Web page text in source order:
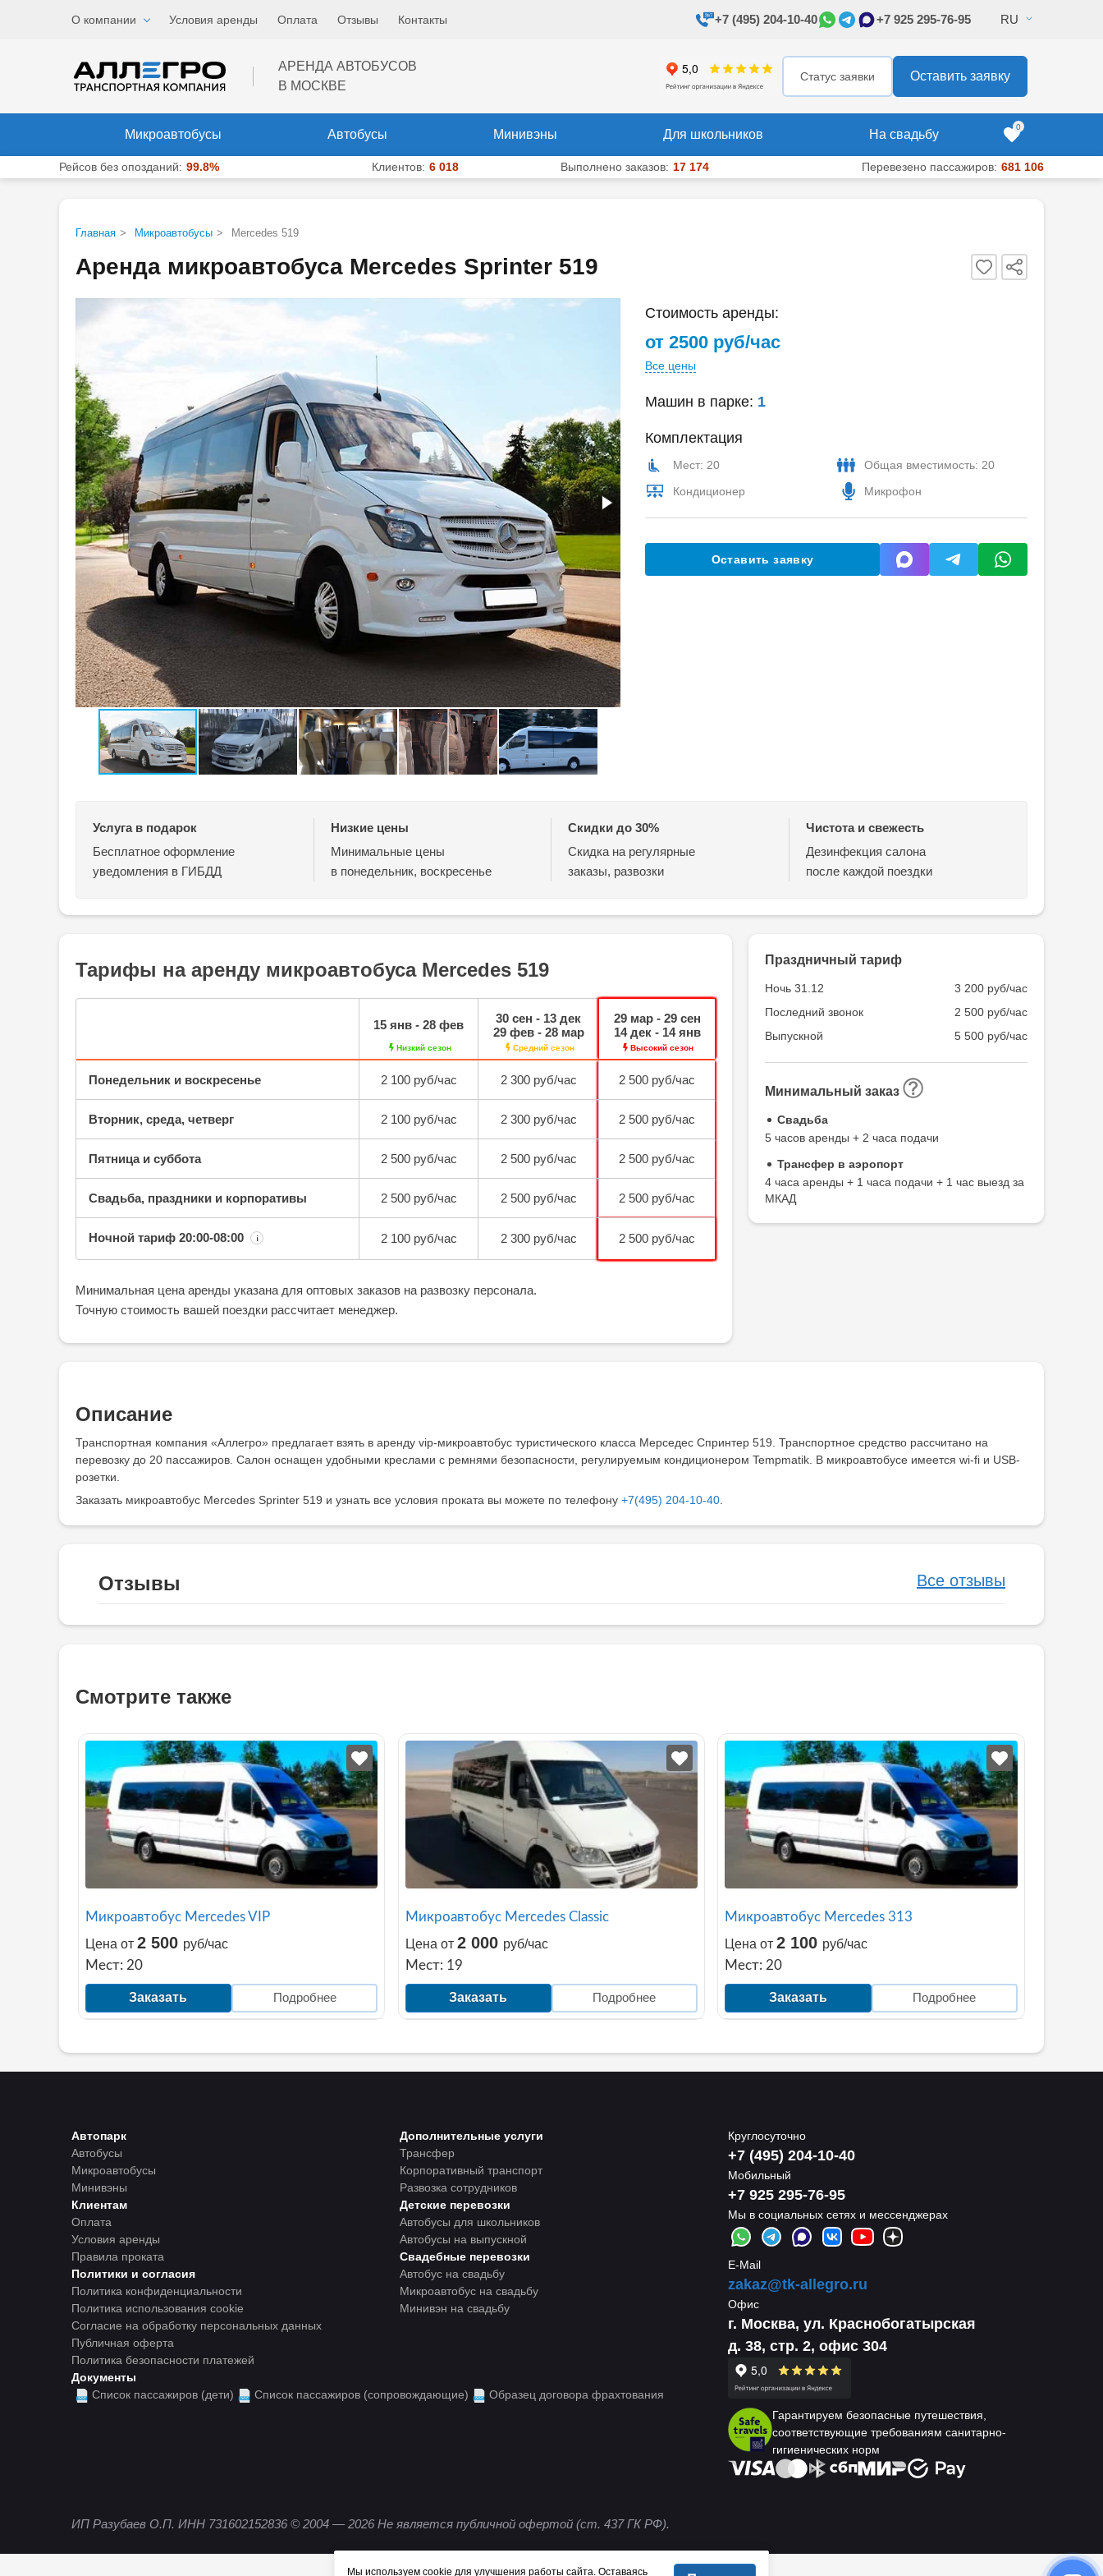
О компании Условия аренды Оплата Отзывы Контакты +7 (495) 204-10-40 +7 925 295-76-95 RU
АРЕНДА АВТОБУСОВ
В МОСКВЕ
Статус заявки Оставить заявку
Микроавтобусы Автобусы Минивэны Для школьников На свадьбу
0
Рейсов без опозданий: 99.8% Клиентов: 6 018 Выполнено заказов: 17 174 Перевезено пассажиров: 681 106
Меню Звоните , мы работаем
+7 (925) 295-76-95 Оставить заявку
Главная > Микроавтобусы > Mercedes 519
Аренда микроавтобуса Mercedes Sprinter 519
Стоимость аренды:
от 2500 руб/час
Все цены
Машин в парке: 1
Комплектация
Мест: 20
Общая вместимость: 20
Кондиционер
Микрофон
Оставить заявку
Услуга в подарок
Бесплатное оформление
уведомления в ГИБДД
Низкие цены
Минимальные цены
в понедельник, воскресенье
Скидки до 30%
Скидка на регулярные
заказы, развозки
Чистота и свежесть
Дезинфекция салона
после каждой поездки
Тарифы на аренду микроавтобуса Mercedes 519
15 янв - 28 фев
Низкий сезон
30 сен - 13 дек
29 фев - 28 мар
Средний сезон
29 мар - 29 сен
14 дек - 14 янв
Высокий сезон
Понедельник и воскресенье 2 100 руб/час 2 300 руб/час 2 500 руб/час
Вторник, среда, четверг 2 100 руб/час 2 300 руб/час 2 500 руб/час
Пятница и суббота 2 500 руб/час 2 500 руб/час 2 500 руб/час
Свадьба, праздники и корпоративы 2 500 руб/час 2 500 руб/час 2 500 руб/час
Ночной тариф 20:00-08:00 ¡ 2 100 руб/час 2 300 руб/час 2 500 руб/час
Минимальная цена аренды указана для оптовых заказов на развозку персонала.
Точную стоимость вашей поездки рассчитает менеджер.
Праздничный тариф
Ночь 31.12
3 200 руб/час
Последний звонок
2 500 руб/час
Выпускной
5 500 руб/час
Минимальный заказ
Свадьба
5 часов аренды + 2 часа подачи
Трансфер в аэропорт
4 часа аренды + 1 часа подачи + 1 час выезд за
МКАД
Описание
Транспортная компания «Аллегро» предлагает взять в аренду vip-микроавтобус туристического класса Мерседес Спринтер 519. Транспортное средство рассчитано на
перевозку до 20 пассажиров. Салон оснащен удобными креслами с ремнями безопасности, регулируемым кондиционером Tempmatik. В микроавтобусе имеется wi-fi и USB-
розетки.
Заказать микроавтобус Mercedes Sprinter 519 и узнать все условия проката вы можете по телефону +7(495) 204-10-40
Отзывы Все отзывы
Смотрите также
Микроавтобус Mercedes VIP
Цена от 2 500 руб/час
Мест: 20
Заказать Подробнее
Микроавтобус Mercedes Classic
Цена от 2 000 руб/час
Мест: 19
Заказать Подробнее
Микроавтобус Mercedes 313
Цена от2 100 руб/час
Мест: 20
Заказать Подробнее
Автопарк
Автобусы
Микроавтобусы
Минивэны
Клиентам
Оплата
Условия аренды
Правила проката
Политики и согласия
Политика конфиденциальности
Политика использования cookie
Согласие на обработку персональных данных
Публичная оферта
Политика безопасности платежей
Дополнительные услуги
Трансфер
Корпоративный транспорт
Развозка сотрудников
Детские перевозки
Автобусы для школьников
Автобусы на выпускной
Свадебные перевозки
Автобус на свадьбу
Микроавтобус на свадьбу
Минивэн на свадьбу
Документы
Список пассажиров (дети)
Список пассажиров (сопровождающие) Образец договора фрахтования
Круглосуточно
+7 (495) 204-10-40
Мобильный
+7 925 295-76-95
Мы в социальных сетях и мессенджерах
E-Mail
zakaz@tk-allegro.ru
Офис
г. Москва, ул. Краснобогатырская
д. 38, стр. 2, офис 304
Гарантируем безопасные путешествия,
соответствующие требованиям санитарно-
гигиенических норм
ИП Разубаев О.П. ИНН 731602152836 © 2004 — 2026 Не является публичной офертой (ст. 437 ГК РФ).
Мы используем cookie для улучшения работы сайта. Оставаясь